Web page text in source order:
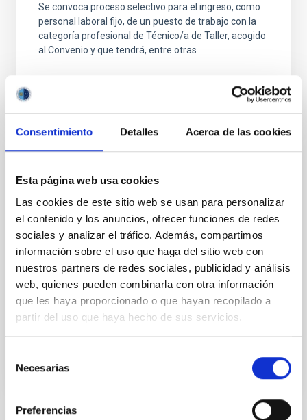
Consentimiento Detalles Acerca de las cookies
Esta página web usa cookies
Las cookies de este sitio web se usan para personalizar
el contenido y los anuncios, ofrecer funciones de redes
sociales y analizar el tráfico. Además, compartimos
información sobre el uso que haga del sitio web con
nuestros partners de redes sociales, publicidad y análisis
web, quienes pueden combinarla con otra información
que les haya proporcionado o que hayan recopilado a
partir del uso que haya hecho de sus servicios.
Necesarias
Preferencias
Se convoca proceso selectivo para el ingreso, como
personal laboral fijo, de un puesto de trabajo con la
categoría profesional de Técnico/a de Taller, acogido
al Convenio y que tendrá, entre otras
MANTENIMIENTO GENERAL
OBSERVATORIOS (ORM-LA PALMA) - FIJO
LABORAL -PS-2026-031
Se convoca proceso selectivo para el ingreso, como
personal laboral fijo, de un puesto de trabajo con la
categoría profesional de Técnico/a Mantenimiento
General, acogido a Convenio y que tendrá